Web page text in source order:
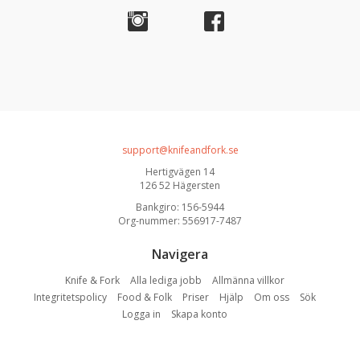
support@knifeandfork.se
Hertigvägen 14
126 52 Hägersten
Bankgiro: 156-5944
Org-nummer: 556917-7487
Navigera
Knife & Fork Alla lediga jobb
Allmänna villkor
Integritetspolicy
Food & Folk Priser Hjälp Om oss
Sök
Logga in
Skapa konto